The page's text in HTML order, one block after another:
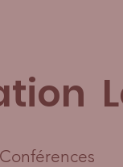
Conférences